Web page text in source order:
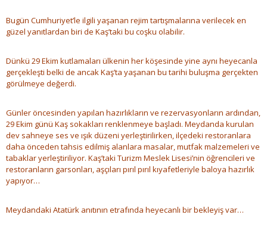
Bugün Cumhuriyet’le ilgili yaşanan rejim tartışmalarına verilecek en
güzel yanıtlardan biri de Kaş’taki bu coşku olabilir.
Dünkü 29 Ekim kutlamaları ülkenin her köşesinde yine aynı heyecanla
gerçekleşti belki de ancak Kaş’ta yaşanan bu tarihi buluşma gerçekten
görülmeye değerdi.
Günler öncesinden yapılan hazırlıkların ve rezervasyonların ardından,
29 Ekim günü Kaş sokakları renklenmeye başladı. Meydanda kurulan
dev sahneye ses ve ışık düzeni yerleştirilirken, ilçedeki restoranlara
daha önceden tahsis edilmiş alanlara masalar, mutfak malzemeleri ve
tabaklar yerleştiriliyor. Kaş’taki Turizm Meslek Lisesi’nin öğrencileri ve
restoranların garsonları, aşçıları pırıl pırıl kıyafetleriyle baloya hazırlık
yapıyor…
Meydandaki Atatürk anıtının etrafında heyecanlı bir bekleyiş var…